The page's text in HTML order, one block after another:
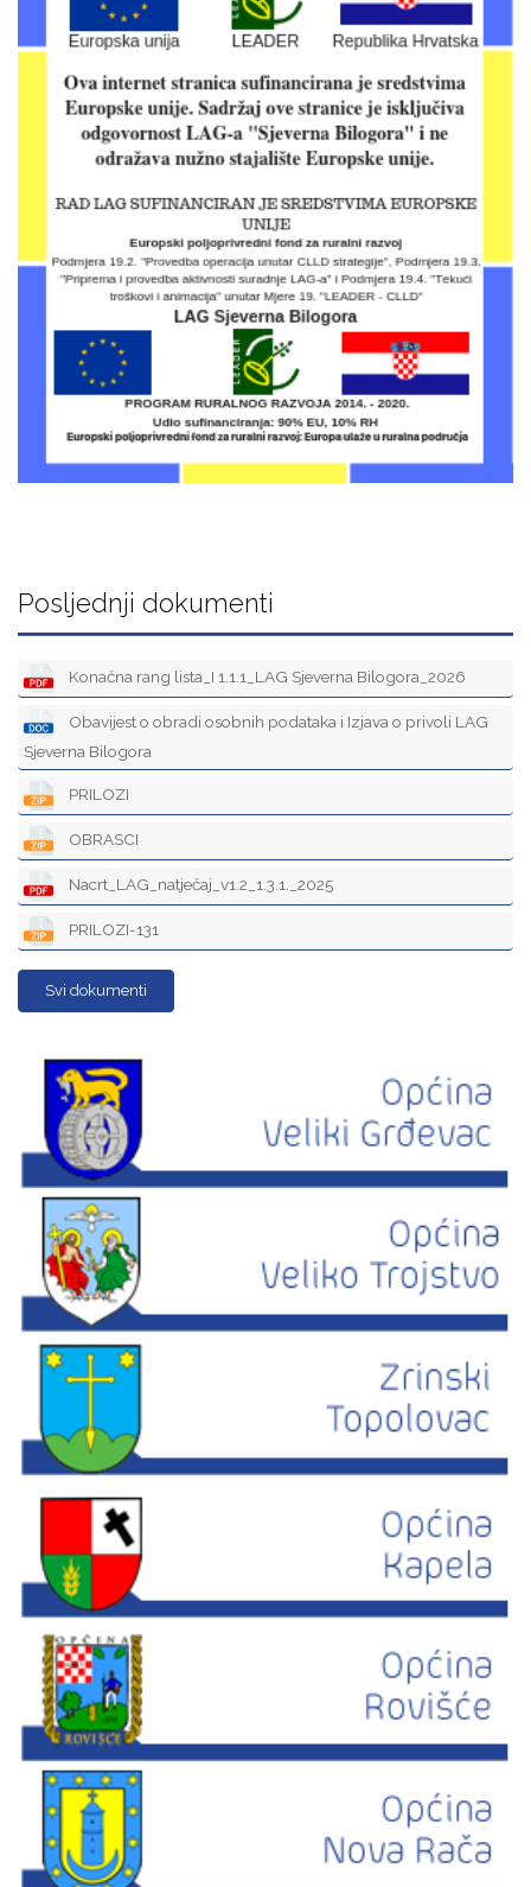
Posljednji dokumenti
Konačna rang lista_I 1.1.1_LAG Sjeverna Bilogora_2026
Obavijest o obradi osobnih podataka i Izjava o privoli LAG
Sjeverna Bilogora
PRILOZI
OBRASCI
Nacrt_LAG_natječaj_v1.2_1.3.1._2025
PRILOZI-131
Svi dokumenti